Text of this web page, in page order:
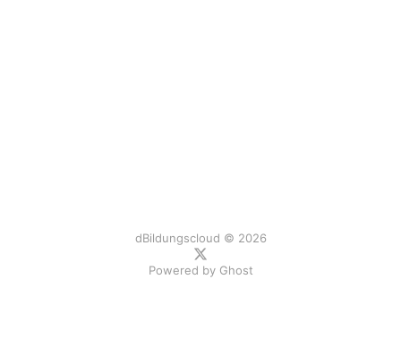
dBildungscloud © 2026
Powered by Ghost